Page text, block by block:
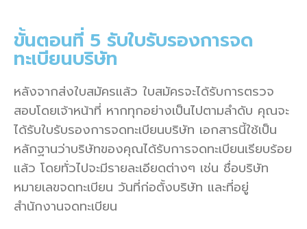
ขั้นตอนที่ 5 รับใบรับรองการจด
ทะเบียนบริษัท
หลังจากส่งใบสมัครแล้ว ใบสมัครจะได้รับการตรวจ
สอบโดยเจ้าหน้าที่ หากทุกอย่างเป็นไปตามลำดับ คุณจะ
ได้รับใบรับรองการจดทะเบียนบริษัท เอกสารนี้ใช้เป็น
หลักฐานว่าบริษัทของคุณได้รับการจดทะเบียนเรียบร้อย
แล้ว โดยทั่วไปจะมีรายละเอียดต่างๆ เช่น ชื่อบริษัท
หมายเลขจดทะเบียน วันที่ก่อตั้งบริษัท และที่อยู่
สำนักงานจดทะเบียน